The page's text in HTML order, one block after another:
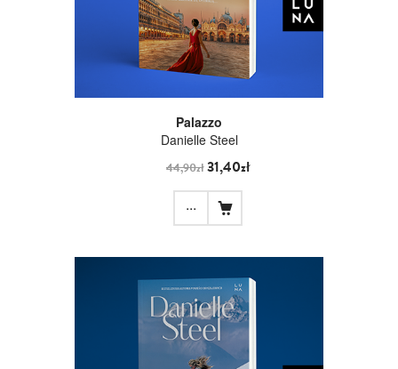
Palazzo
Danielle Steel
44,90zł31,40zł
...